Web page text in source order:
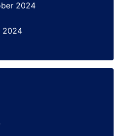
2024
2024